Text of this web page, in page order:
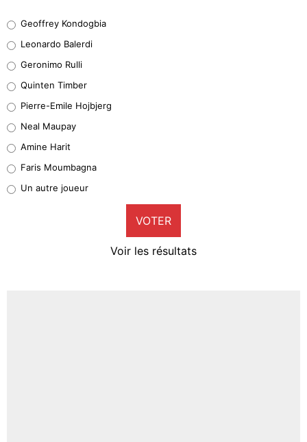
38%
32%
4%
1%
9%
Geoffrey Kondogbia
Leonardo Balerdi
Geronimo Rulli
Quinten Timber
Pierre-Emile Hojbjerg
Neal Maupay
Amine Harit
Faris Moumbagna
Un autre joueur
VOTER
Voir les résultats